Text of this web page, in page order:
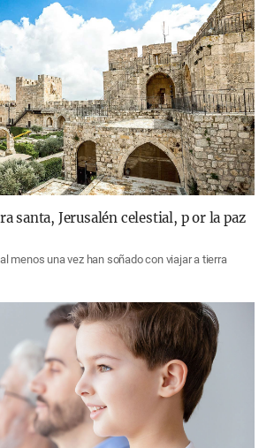
santa, Jerusalén celestial, p or la paz
menos una vez han soñado con viajar a tierra